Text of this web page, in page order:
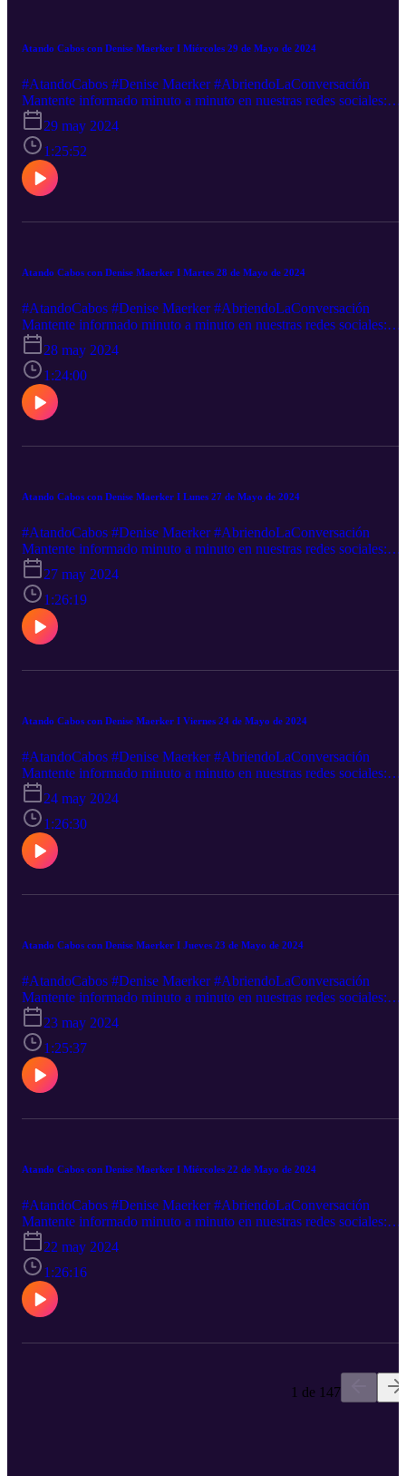
Atando Cabos con Denise Maerker I Miércoles 29 de Mayo de 2024
#AtandoCabos #Denise Maerker #AbriendoLaConversación
Mantente informado minuto a minuto en nuestras redes sociales:
Facebook-----http://goo.gl/5UHZOQ Twitter----------
http://goo.gl/nEXxVFCanal sugerido http://goo.gl/hst33fSigue
nuestra transmisión en vivo: http://goo.gl/2VZDqJDescarga nuestra
App: iOS: http://goo.gl/tLZe3S Android: http://goo.gl/oXFwHj
¿Quieres anunciarte en este y muchos otros podcast? Escríbenos a
este email: ventas@rss.com. Ventas@rss.com
29 may 2024
1:25:52
Atando Cabos con Denise Maerker I Martes 28 de Mayo de 2024
#AtandoCabos #Denise Maerker #AbriendoLaConversación
Mantente informado minuto a minuto en nuestras redes sociales:
Facebook-----http://goo.gl/5UHZOQ Twitter----------
http://goo.gl/nEXxVFCanal sugerido http://goo.gl/hst33fSigue
nuestra transmisión en vivo: http://goo.gl/2VZDqJDescarga nuestra
App: iOS: http://goo.gl/tLZe3S Android: http://goo.gl/oXFwHj
¿Quieres anunciarte en este y muchos otros podcast? Escríbenos a
este email: ventas@rss.com. Ventas@rss.com
28 may 2024
1:24:00
Atando Cabos con Denise Maerker I Lunes 27 de Mayo de 2024
#AtandoCabos #Denise Maerker #AbriendoLaConversación
Mantente informado minuto a minuto en nuestras redes sociales:
Facebook-----http://goo.gl/5UHZOQ Twitter----------
http://goo.gl/nEXxVFCanal sugerido http://goo.gl/hst33fSigue
nuestra transmisión en vivo: http://goo.gl/2VZDqJDescarga nuestra
App: iOS: http://goo.gl/tLZe3S Android: http://goo.gl/oXFwHj
¿Quieres anunciarte en este y muchos otros podcast? Escríbenos a
este email: ventas@rss.com. Ventas@rss.com
27 may 2024
1:26:19
Atando Cabos con Denise Maerker I Viernes 24 de Mayo de 2024
#AtandoCabos #Denise Maerker #AbriendoLaConversación
Mantente informado minuto a minuto en nuestras redes sociales:
Facebook-----http://goo.gl/5UHZOQ Twitter----------
http://goo.gl/nEXxVFCanal sugerido http://goo.gl/hst33fSigue
nuestra transmisión en vivo: http://goo.gl/2VZDqJDescarga nuestra
App: iOS: http://goo.gl/tLZe3S Android: http://goo.gl/oXFwHj
¿Quieres anunciarte en este y muchos otros podcast? Escríbenos a
este email: ventas@rss.com. Ventas@rss.com
24 may 2024
1:26:30
Atando Cabos con Denise Maerker I Jueves 23 de Mayo de 2024
#AtandoCabos #Denise Maerker #AbriendoLaConversación
Mantente informado minuto a minuto en nuestras redes sociales:
Facebook-----http://goo.gl/5UHZOQ Twitter----------
http://goo.gl/nEXxVFCanal sugerido http://goo.gl/hst33fSigue
nuestra transmisión en vivo: http://goo.gl/2VZDqJDescarga nuestra
App: iOS: http://goo.gl/tLZe3S Android: http://goo.gl/oXFwHj
¿Quieres anunciarte en este y muchos otros podcast? Escríbenos a
este email: ventas@rss.com. Ventas@rss.com
23 may 2024
1:25:37
Atando Cabos con Denise Maerker I Miércoles 22 de Mayo de 2024
#AtandoCabos #Denise Maerker #AbriendoLaConversación
Mantente informado minuto a minuto en nuestras redes sociales:
Facebook-----http://goo.gl/5UHZOQ Twitter----------
http://goo.gl/nEXxVFCanal sugerido http://goo.gl/hst33fSigue
nuestra transmisión en vivo: http://goo.gl/2VZDqJDescarga nuestra
App: iOS: http://goo.gl/tLZe3S Android: http://goo.gl/oXFwHj
¿Quieres anunciarte en este y muchos otros podcast? Escríbenos a
este email: ventas@rss.com. Ventas@rss.com
22 may 2024
1:26:16
1 de 147